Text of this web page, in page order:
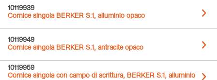
10119939
Cornice singola BERKER S.1, alluminio opaco
10119949
Cornice singola BERKER S.1, antracite opaco
10119959
Cornice singola con campo di scrittura, BERKER S.1, alluminio